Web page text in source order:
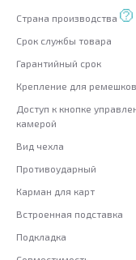
Страна производства
Срок службы товара
Гарантийный срок
Крепление для
Доступ к кнопке
камерой
Вид чехла
Противоударный
Карман для карт
Встроенная подставка
Подкладка